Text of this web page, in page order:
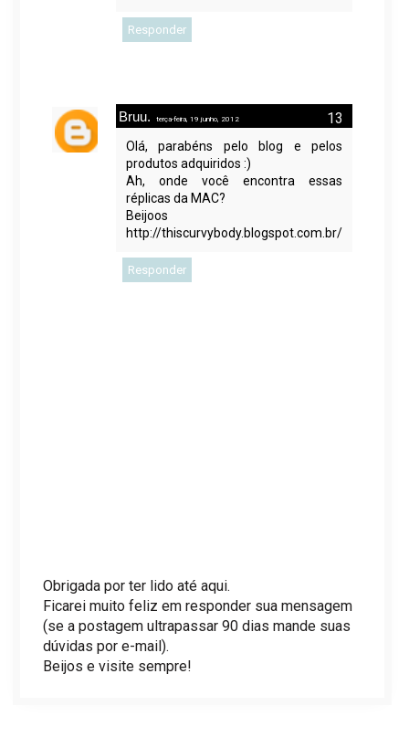
Responder
Bruu. terça-feira, 19 junho, 2012
Olá, parabéns pelo blog e pelos
produtos adquiridos :)
Ah, onde você encontra essas
réplicas da MAC?
Beijoos
http://thiscurvybody.blogspot.com.br/
Responder
Obrigada por ter lido até aqui.
Ficarei muito feliz em responder sua mensagem
(se a postagem ultrapassar 90 dias mande suas
dúvidas por e-mail).
Beijos e visite sempre!